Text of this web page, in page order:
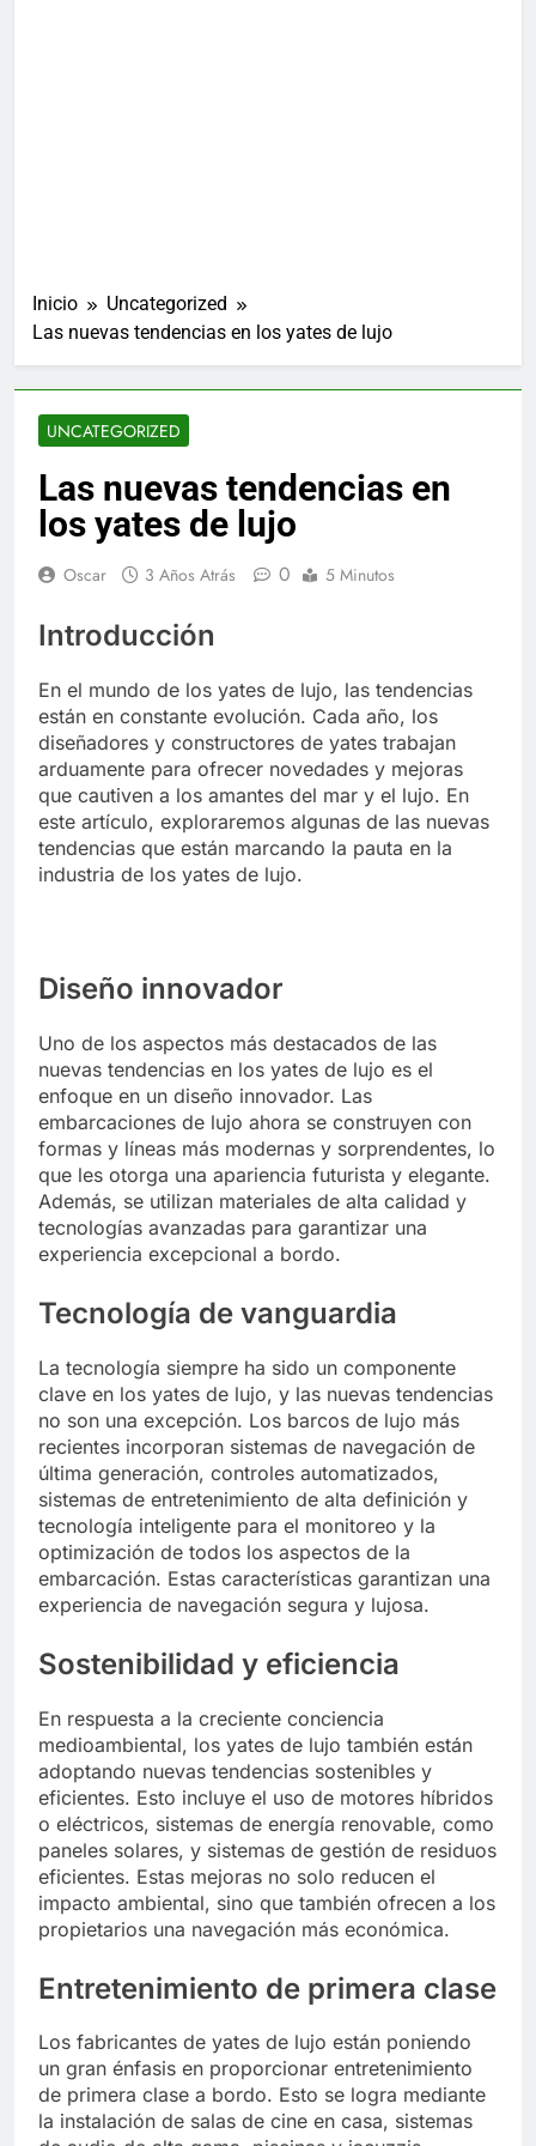
Inicio
Uncategorized
Las nuevas tendencias en los yates de lujo
UNCATEGORIZED
Las nuevas tendencias en
los yates de lujo
Oscar 3 Años Atrás 0 5 Minutos
Introducción
En el mundo de los yates de lujo, las tendencias
están en constante evolución. Cada año, los
diseñadores y constructores de yates trabajan
arduamente para ofrecer novedades y mejoras
que cautiven a los amantes del mar y el lujo. En
este artículo, exploraremos algunas de las nuevas
tendencias que están marcando la pauta en la
industria de los yates de lujo.
Diseño innovador
Uno de los aspectos más destacados de las
nuevas tendencias en los yates de lujo es el
enfoque en un diseño innovador. Las
embarcaciones de lujo ahora se construyen con
formas y líneas más modernas y sorprendentes, lo
que les otorga una apariencia futurista y elegante.
Además, se utilizan materiales de alta calidad y
tecnologías avanzadas para garantizar una
experiencia excepcional a bordo.
Tecnología de vanguardia
La tecnología siempre ha sido un componente
clave en los yates de lujo, y las nuevas tendencias
no son una excepción. Los barcos de lujo más
recientes incorporan sistemas de navegación de
última generación, controles automatizados,
sistemas de entretenimiento de alta definición y
tecnología inteligente para el monitoreo y la
optimización de todos los aspectos de la
embarcación. Estas características garantizan una
experiencia de navegación segura y lujosa.
Sostenibilidad y eficiencia
En respuesta a la creciente conciencia
medioambiental, los yates de lujo también están
adoptando nuevas tendencias sostenibles y
eficientes. Esto incluye el uso de motores híbridos
o eléctricos, sistemas de energía renovable, como
paneles solares, y sistemas de gestión de residuos
eficientes. Estas mejoras no solo reducen el
impacto ambiental, sino que también ofrecen a los
propietarios una navegación más económica.
Entretenimiento de primera clase
Los fabricantes de yates de lujo están poniendo
un gran énfasis en proporcionar entretenimiento
de primera clase a bordo. Esto se logra mediante
la instalación de salas de cine en casa, sistemas